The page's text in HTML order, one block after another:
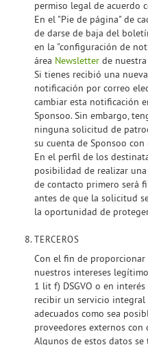
permiso legal de acuerdo
En el "Pie de página" de
de darse de baja del
en la "configuración de
área Newsletter de
Si tienes recibió una
notificación por correo
cambiar esta notificación
Sponsoo. Sin embargo,
ninguna solicitud de
su cuenta de Sponsoo
En el perfil de los
posibilidad de realizar
de contacto primero será
antes de que la solicitud
la oportunidad de
TERCEROS
Con el fin de
nuestros intereses
1 lit f) DSGVO o en
recibir un servicio
adecuados como sea
proveedores externos con
Algunos de estos datos